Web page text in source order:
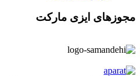
مجوزهای ایزی مارکت